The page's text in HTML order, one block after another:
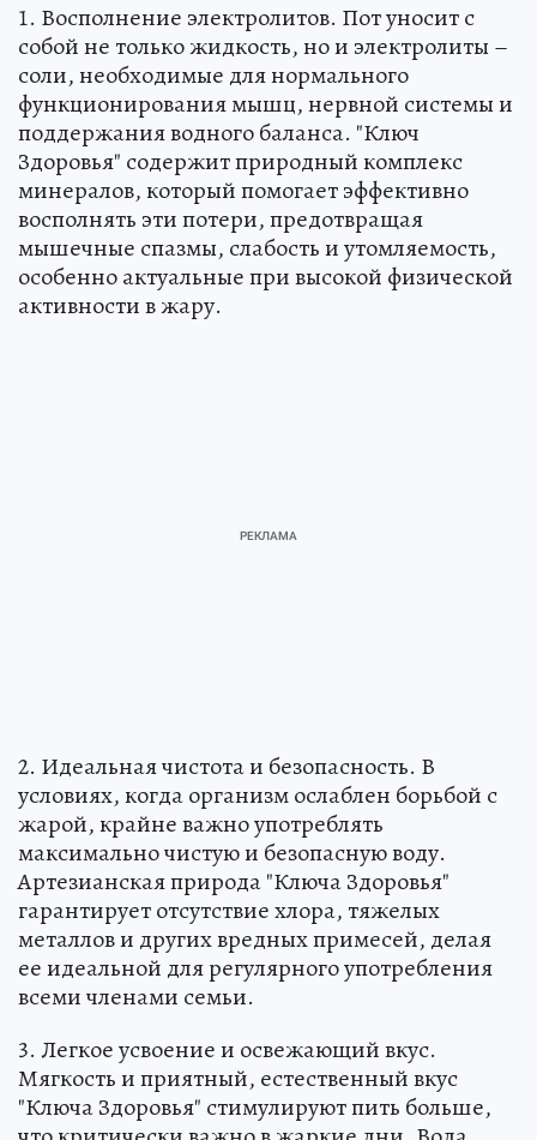
1. Восполнение электролитов. Пот уносит с
собой не только жидкость, но и электролиты –
соли, необходимые для нормального
функционирования мышц, нервной системы и
поддержания водного баланса. "Ключ
Здоровья" содержит природный комплекс
минералов, который помогает эффективно
восполнять эти потери, предотвращая
мышечные спазмы, слабость и утомляемость,
особенно актуальные при высокой физической
активности в жару.
2. Идеальная чистота и безопасность. В
условиях, когда организм ослаблен борьбой с
жарой, крайне важно употреблять
максимально чистую и безопасную воду.
Артезианская природа "Ключа Здоровья"
гарантирует отсутствие хлора, тяжелых
металлов и других вредных примесей, делая
ее идеальной для регулярного употребления
всеми членами семьи.
3. Легкое усвоение и освежающий вкус.
Мягкость и приятный, естественный вкус
"Ключа Здоровья" стимулируют пить больше,